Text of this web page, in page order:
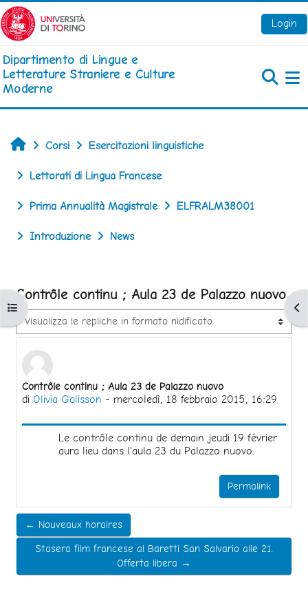
Vai al contenuto principale
Login
Dipartimento di Lingue e
Letterature Straniere e Culture
Moderne
Apri indice del corso
Home
Corsi Esercitazioni linguistiche
Lettorati di Lingua Francese
Prima Annualità Magistrale ELFRALM38001
Introduzione News
Contrôle continu ; Aula 23 de Palazzo nuovo
Modalità visualizzazione
Contrôle continu ; Aula 23 de Palazzo nuovo
di Olivia Galisson - mercoledì, 18 febbraio 2015, 16:29
Numero di risposte: 0
Le contrôle continu de demain jeudi 19 février
aura lieu dans l'aula 23 du Palazzo nuovo.
Permalink
← Nouveaux horaires
Stasera film francese al Baretti San Salvario alle 21.
Offerta libera →